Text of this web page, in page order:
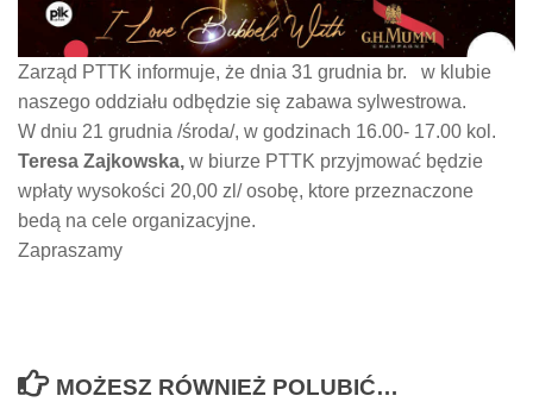
Zarząd PTTK informuje, że dnia 31 grudnia br. w klubie
naszego oddziału odbędzie się zabawa sylwestrowa.
W dniu 21 grudnia /środa/, w godzinach 16.00- 17.00 kol.
Teresa Zajkowska, w biurze PTTK przyjmować będzie
wpłaty wysokości 20,00 zl/ osobę, ktore przeznaczone
bedą na cele organizacyjne.
Zapraszamy
MOŻESZ RÓWNIEŻ POLUBIĆ…